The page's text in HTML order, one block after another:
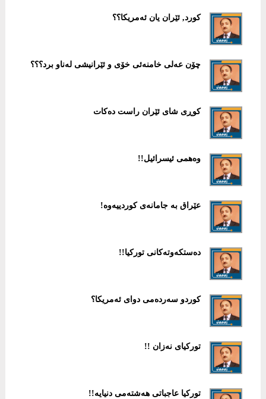
كورد, ئێران یان ئەمریكا؟؟
چۆن عەلی خامنەئی خۆی و ئێرانیشی لەناو برد؟؟؟
كوڕی شای ئێران راست دەكات
وەهمی ئیسرائیل!!
عێراق بە جامانەی كوردییەوە!
دەستكەوتەكانی توركیا!!
كوردو سەردەمی دوای ئەمریكا؟
توركیای نەزان !!
توركیا عاجباتی هەشتەمی دنیایە!!